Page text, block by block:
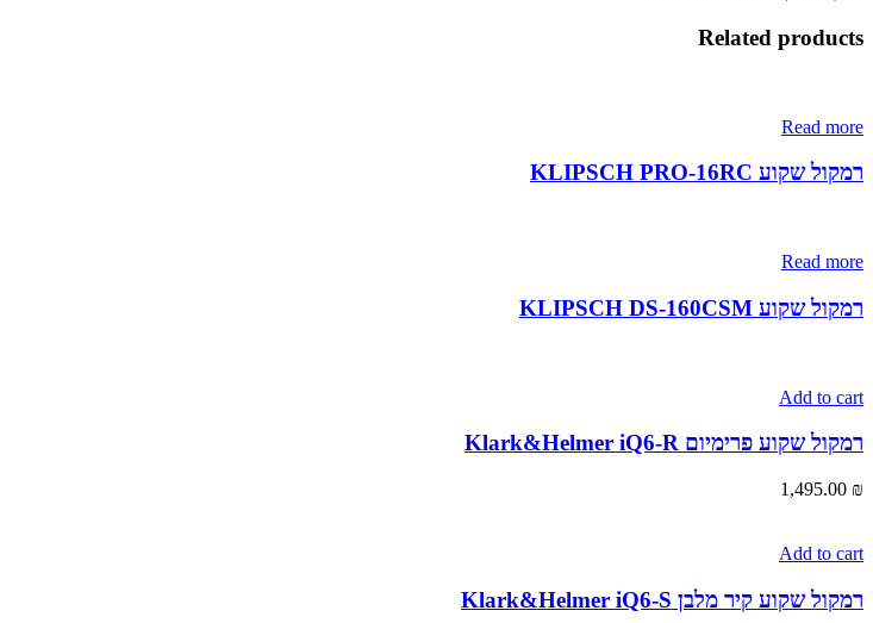
Related products
Read more
רמקול שקוע KLIPSCH PRO-16RC
Read more
רמקול שקוע KLIPSCH DS-160CSM
Add to cart
רמקול שקוע פרימיום Klark&Helmer iQ6-R
1,495.00 ₪
Add to cart
רמקול שקוע קיר מלבן Klark&Helmer iQ6-S